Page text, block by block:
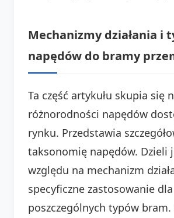
Mechanizmy działania i
napędów do bramy
Ta część artykułu skupia się
różnorodności napędów
rynku. Przedstawia
taksonomię napędów. Dzieli
względu na mechanizm
specyficzne zastosowanie dla
poszczególnych typów